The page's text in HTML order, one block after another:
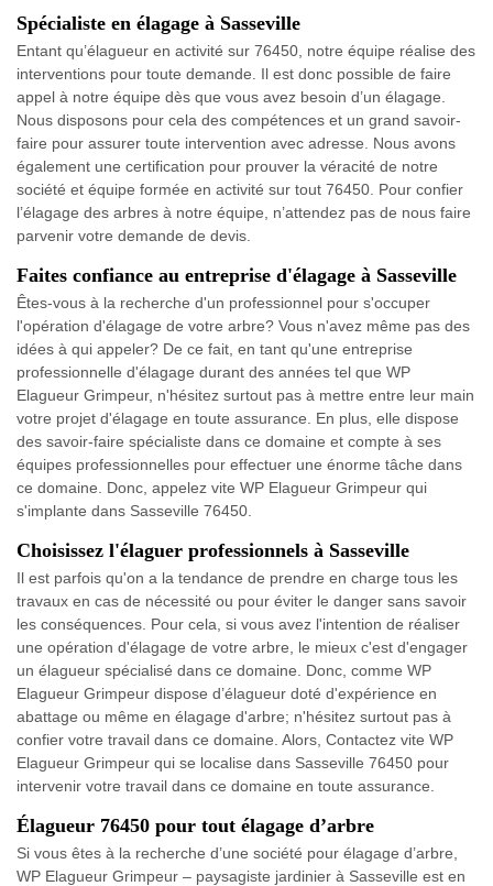
Spécialiste en élagage à Sasseville
Entant qu’élagueur en activité sur 76450, notre équipe réalise des
interventions pour toute demande. Il est donc possible de faire
appel à notre équipe dès que vous avez besoin d’un élagage.
Nous disposons pour cela des compétences et un grand savoir-
faire pour assurer toute intervention avec adresse. Nous avons
également une certification pour prouver la véracité de notre
société et équipe formée en activité sur tout 76450. Pour confier
l’élagage des arbres à notre équipe, n’attendez pas de nous faire
parvenir votre demande de devis.
Faites confiance au entreprise d'élagage à Sasseville
Êtes-vous à la recherche d'un professionnel pour s'occuper
l'opération d'élagage de votre arbre? Vous n'avez même pas des
idées à qui appeler? De ce fait, en tant qu'une entreprise
professionnelle d'élagage durant des années tel que WP
Elagueur Grimpeur, n'hésitez surtout pas à mettre entre leur main
votre projet d'élagage en toute assurance. En plus, elle dispose
des savoir-faire spécialiste dans ce domaine et compte à ses
équipes professionnelles pour effectuer une énorme tâche dans
ce domaine. Donc, appelez vite WP Elagueur Grimpeur qui
s'implante dans Sasseville 76450.
Choisissez l'élaguer professionnels à Sasseville
Il est parfois qu'on a la tendance de prendre en charge tous les
travaux en cas de nécessité ou pour éviter le danger sans savoir
les conséquences. Pour cela, si vous avez l'intention de réaliser
une opération d'élagage de votre arbre, le mieux c'est d'engager
un élagueur spécialisé dans ce domaine. Donc, comme WP
Elagueur Grimpeur dispose d’élagueur doté d'expérience en
abattage ou même en élagage d'arbre; n'hésitez surtout pas à
confier votre travail dans ce domaine. Alors, Contactez vite WP
Elagueur Grimpeur qui se localise dans Sasseville 76450 pour
intervenir votre travail dans ce domaine en toute assurance.
Élagueur 76450 pour tout élagage d’arbre
Si vous êtes à la recherche d’une société pour élagage d’arbre,
WP Elagueur Grimpeur – paysagiste jardinier à Sasseville est en